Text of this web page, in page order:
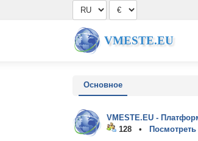
VMESTE.EU
Основное
VMESTE.EU -
128 •